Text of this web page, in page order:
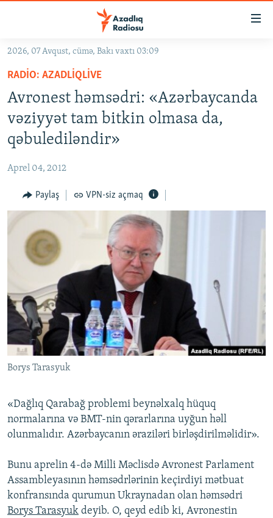
Əsas
qayıt
Əsas
naviqasiyaya
qayıt
Axtarışa
GÜNDƏM
#ƏSLINDƏ
QANUNI DOĞRU
ARAŞDIRMA
VIDEO
FOTOQALEREYA
İNFOQRAFIKA
KARIKATURA
RADIO ARXIV
OXU ZALI
AZƏRBAYCAN ƏDƏBIYYATI KITABXANASI
İSLAM VƏ DEMOKRATIYA
İZ - MƏDƏNIYYƏT PROQRAMI
HAQQIMIZDA
MISSIYAMIZ
PEŞƏ ETIKASI VƏ JURNALISTIKA STANDARTLARIMIZ
MATERIALLARIMIZDAN ISTIFADƏ
AZADLIQRADIOSU MOBIL TELEFONUNUZDA
BIZIMLƏ ƏLAQƏ
BIZI IZLƏ
RFE/RL-in bütün saytları
2026, 07 Avqust, cümə, Bakı vaxtı 03:09
RADIO: AZADLIQLIVE
Avronest həmsədri: «Azərbaycanda
vəziyyət tam bitkin olmasa da,
qəbulediləndir»
Aprel 04, 2012
Paylaş VPN-siz açmaq
Borys Tarasyuk
«Dağlıq Qarabağ problemi beynəlxalq hüquq
normalarına və BMT-nin qərarlarına uyğun həll
olunmalıdır. Azərbaycanın əraziləri birləşdirilməlidir».
Bunu aprelin 4-də Milli Məclisdə Avronest Parlament
Assambleyasının həmsədrlərinin keçirdiyi mətbuat
konfransında qurumun Ukraynadan olan həmsədri
Borys Tarasyuk deyib. O, qeyd edib ki, Avronestin